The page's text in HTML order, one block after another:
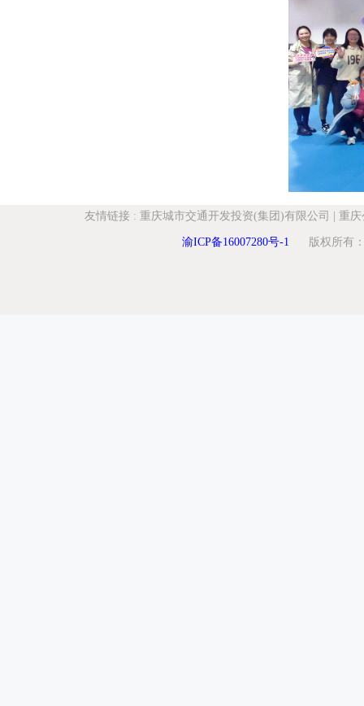
友情链接 : 重庆城市交通开发投资(集团)有限公司 重庆
渝ICP备16007280号-1 版权所有：